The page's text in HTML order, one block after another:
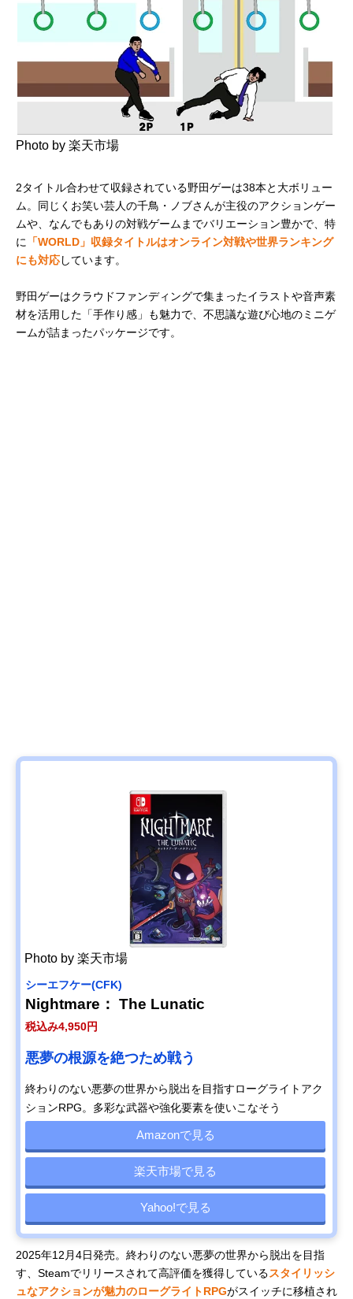
Photo by 楽天市場
2タイトル合わせて収録されている野田ゲーは38本と大ボリュー
ム。同じくお笑い芸人の千鳥・ノブさんが主役のアクションゲー
ムや、なんでもありの対戦ゲームまでバリエーション豊かで、特
に
「WORLD」収録タイトルはオンライン対戦や世界ランキング
にも対応しています。
野田ゲーはクラウドファンディングで集まったイラストや音声素
材を活用した「手作り感」も魅力で、不思議な遊び心地のミニゲ
ームが詰まったパッケージです。
Photo by 楽天市場
シーエフケー(CFK)
Nightmare： The Lunatic
税込み4,950円
悪夢の根源を絶つため戦う
終わりのない悪夢の世界から脱出を目指すローグライトアク
ションRPG。多彩な武器や強化要素を使いこなそう
Amazonで見る
楽天市場で見る
Yahoo!で見る
2025年12月4日発売。終わりのない悪夢の世界から脱出を目指
す、Steamでリリースされて高評価を獲得しているスタイリッシ
ュなアクションが魅力のローグライトRPGがスイッチに移植され